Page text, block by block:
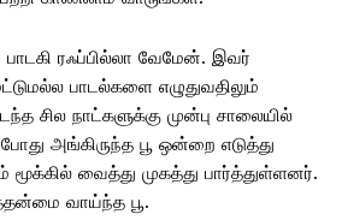
பாடகி ரஃப்பில்லா வேமேன். இவர்
பாடல்களை எழுதுவதிலும்
சில நாட்களுக்கு முன்பு சாலையில்
அங்கிருந்த பூ ஒன்றை எடுத்து
வைத்து முகத்து பார்த்துள்ளனர்.
வாய்ந்த பூ.